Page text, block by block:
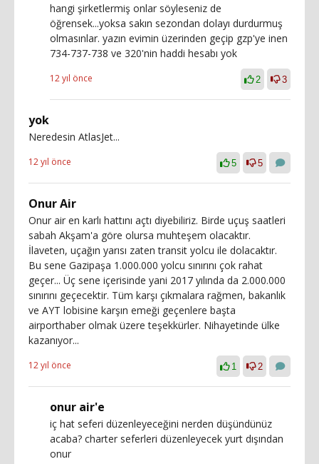
hangi şirketlermiş onlar söyleseniz de
öğrensek...yoksa sakın sezondan dolayı durdurmuş
olmasınlar. yazın evimin üzerinden geçip gzp'ye inen
734-737-738 ve 320'nin haddi hesabı yok
12 yıl önce 2 3
yok
Neredesin AtlasJet...
12 yıl önce 5 5
Onur Air
Onur air en karlı hattını açtı diyebiliriz. Birde uçuş saatleri
sabah Akşam'a göre olursa muhteşem olacaktır.
İlaveten, uçağın yarısı zaten transit yolcu ile dolacaktır.
Bu sene Gazipaşa 1.000.000 yolcu sınırını çok rahat
geçer... Üç sene içerisinde yani 2017 yılında da 2.000.000
sınırını geçecektir. Tüm karşı çıkmalara rağmen, bakanlık
ve AYT lobisine karşın emeği geçenlere başta
airporthaber olmak üzere teşekkürler. Nihayetinde ülke
kazanıyor...
12 yıl önce 1 2
onur air'e
iç hat seferi düzenleyeceğini nerden düşündünüz
acaba? charter seferleri düzenleyecek yurt dışından
onur